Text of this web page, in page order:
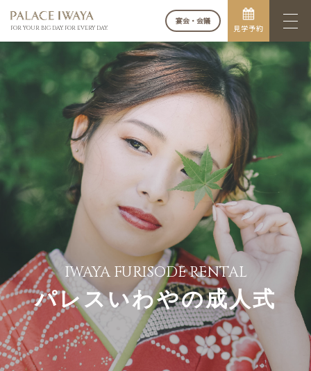
FOR YOUR BIG DAY. FOR EVERY DAY.
宴会・会議
見学予約
IWAYA FURISODE RENTAL
パレスいわやの成人式